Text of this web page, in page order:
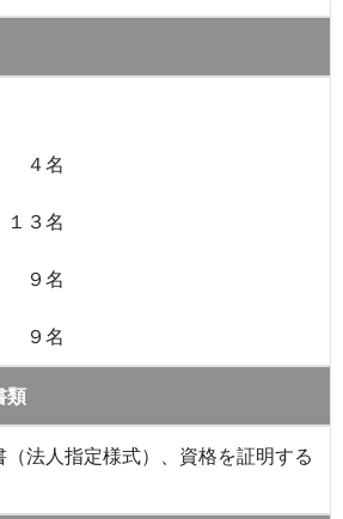
４名
３名
９名
９名
類
法人指定様式）、資格を証明する